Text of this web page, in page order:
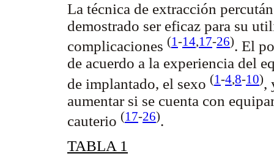
La técnica de extracción
demostrado ser eficaz para su
complicaciones (1-14,17-26). El
de acuerdo a la experiencia del
de implantado, el sexo (1-4 8-10),
aumentar si se cuenta con
cauterio (17-26).
TABLA 1